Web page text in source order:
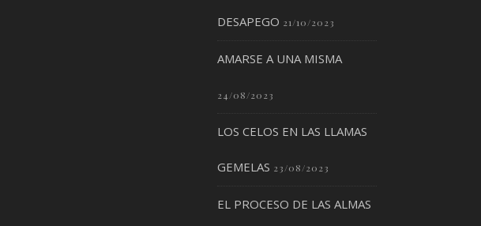
DESAPEGO 21/10/2023
AMARSE A UNA MISMA
24/08/2023
LOS CELOS EN LAS LLAMAS
GEMELAS 23/08/2023
EL PROCESO DE LAS ALMAS